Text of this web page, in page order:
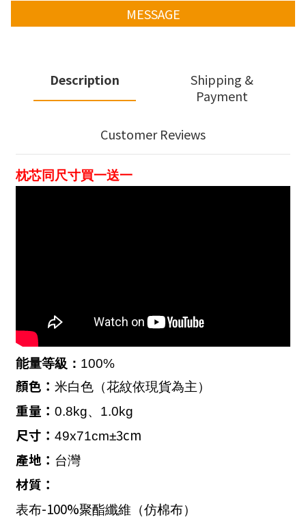
MESSAGE
Description
Shipping &
Payment
Customer Reviews
枕芯同尺寸買一送一
能量等級： 100%
顏色： 米白色（花紋依現貨為主）
重量： 0.8kg、1.0kg
尺寸： 49x71cm±3cm
產地： 台灣
材質：
表布-100%聚酯纖維（仿棉布）